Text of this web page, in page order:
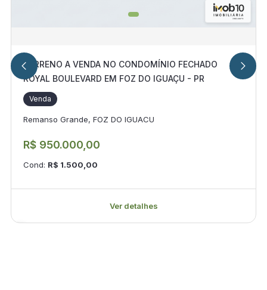
TERRENO A VENDA NO CONDOMÍNIO FECHADO
ROYAL BOULEVARD EM FOZ DO IGUAÇU - PR
Venda
Remanso Grande, FOZ DO IGUACU
R$ 950.000,00
Cond: R$ 1.500,00
Ver detalhes